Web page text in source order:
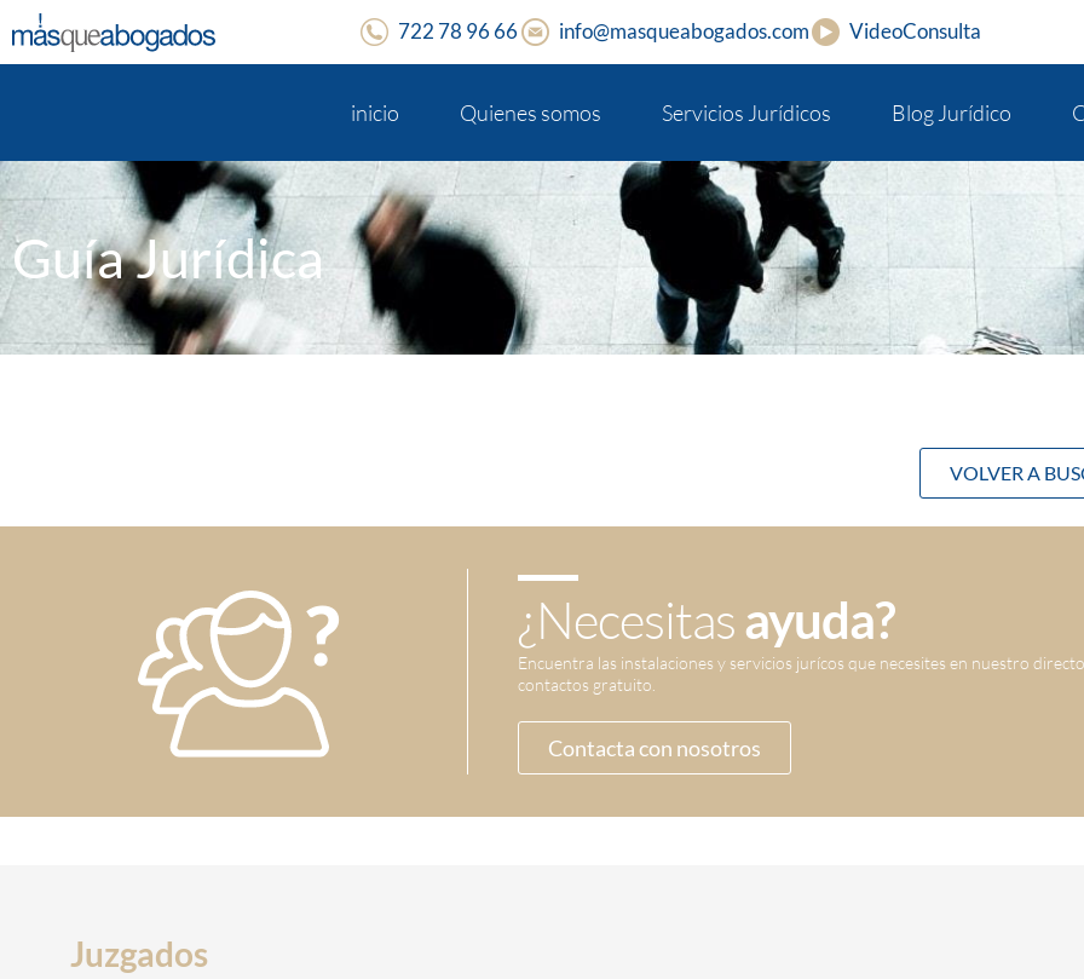
722 78 96 66 info@masqueabogados.com VideoConsulta
inicio Quienes somos Servicios Jurídicos Blog Jurídico
Guía Jurídica
VOLVER A
¿Necesitasayuda?
Encuentra las instalaciones y servicios jurícos que necesites en nuestro
contactos gratuito.
Contacta con nosotros
Juzgados